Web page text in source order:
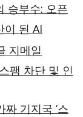
승부수: 오픈
이 된 AI
지메일
팸 차단 및 인
기지국 ‘스